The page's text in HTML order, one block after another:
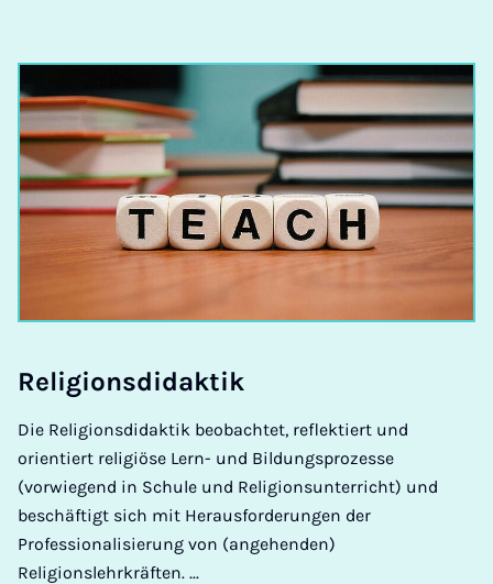
Re­li­gi­ons­di­dak­tik
Die Religionsdidaktik beobachtet, reflektiert und
orientiert religiöse Lern- und Bildungsprozesse
(vorwiegend in Schule und Religionsunterricht) und
beschäftigt sich mit Herausforderungen der
Professionalisierung von (angehenden)
Religionslehrkräften. ...